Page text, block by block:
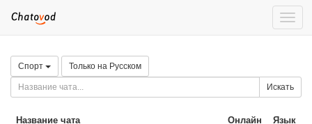
Спорт Только на Русском
Искать
Название чата Онлайн Язык